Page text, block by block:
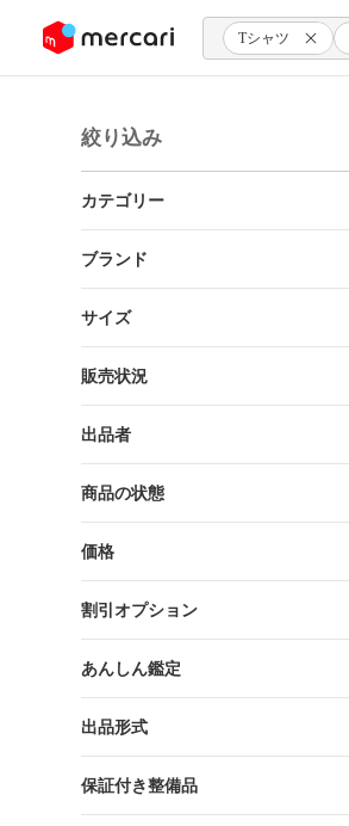
ツにスキップ Tシャツ
絞り込み
カテゴリー
ブランド
サイズ
販売状況
出品者
商品の状態
価格
割引オプション
あんしん鑑定
出品形式
保証付き整備品